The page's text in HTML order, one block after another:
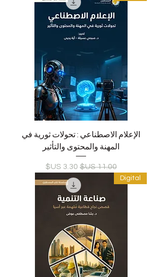
الإعلام الاصطناعي : تحولات ثورية في
المهنة والمحتوى والتأثير
سعر عادي‏11.00 US$ سعر البيع
Digital